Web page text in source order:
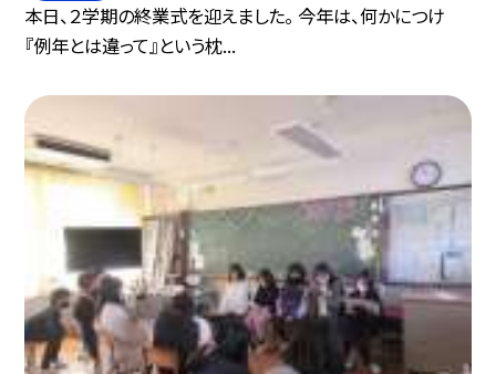
本日、２学期の終業式を迎えました。 今年は、何かにつけ
『例年とは違って』という枕...